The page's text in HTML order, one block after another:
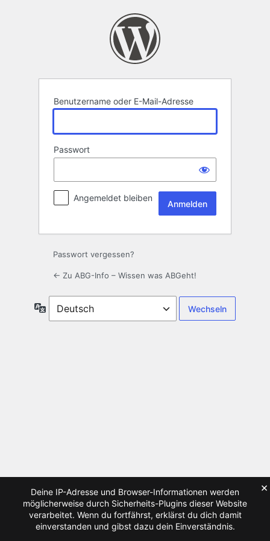
Benutzername oder E-Mail-Adresse
Passwort
Angemeldet bleiben
Passwort vergessen?
← Zu ABG-Info – Wissen was ABGeht!
Sprache
Deine IP-Adresse und Browser-Informationen werden
möglicherweise durch Sicherheits-Plugins dieser Website
verarbeitet. Wenn du fortfährst, erklärst du dich damit
einverstanden und gibst dazu dein Einverständnis.
×